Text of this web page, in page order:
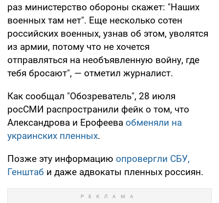
раз министерство обороны скажет: "Наших
военных там нет". Еще несколько сотен
российских военных, узнав об этом, уволятся
из армии, потому что не хочется
отправляться на необъявленную войну, где
тебя бросают", — отметил журналист.
Как сообщал "Обозреватель", 28 июля
росСМИ распространили фейк о том, что
Александрова и Ерофеева обменяли на
украинских пленных.
Позже эту информацию опровергли СБУ,
Генштаб и даже адвокаты пленных россиян.